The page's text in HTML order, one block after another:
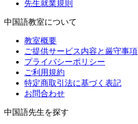
先生就業規則
中国語教室について
教室概要
ご提供サービス内容と厳守事項
プライバシーポリシー
ご利用規約
特定商取引法に基づく表記
お問合わせ
中国語先生を探す